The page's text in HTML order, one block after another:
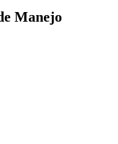
Manejo